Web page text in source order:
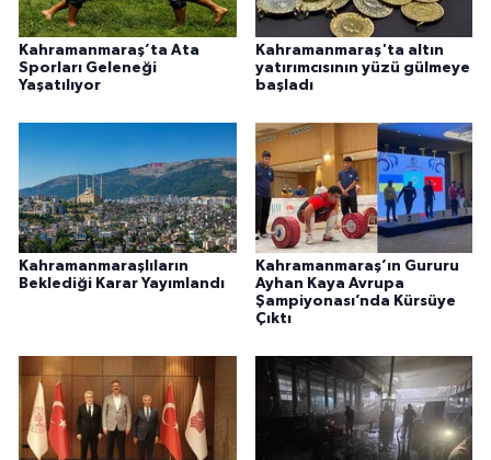
Kahramanmaraş’ta Ata
Sporları Geleneği
Yaşatılıyor
Kahramanmaraş'ta altın
yatırımcısının yüzü gülmeye
başladı
Kahramanmaraşlıların
Beklediği Karar Yayımlandı
Kahramanmaraş’ın Gururu
Ayhan Kaya Avrupa
Şampiyonası’nda Kürsüye
Çıktı